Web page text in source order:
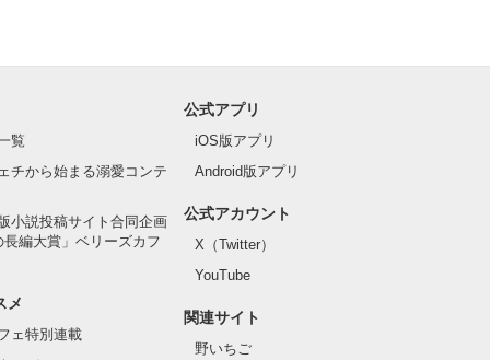
覧
チから始まる溺愛コンテ
小説投稿サイト合同企画
長編大賞」ベリーズカフ
メ
ェ特別連載
公式アプリ
iOS版アプリ
Android版アプリ
公式アカウント
X（Twitter）
YouTube
関連サイト
野いちご